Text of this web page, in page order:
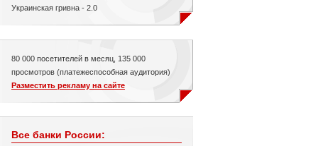
Украинская гривна - 2.0
80 000 посетителей в месяц, 135 000
просмотров (платежеспособная аудитория)
Разместить рекламу на сайте
Все банки России: